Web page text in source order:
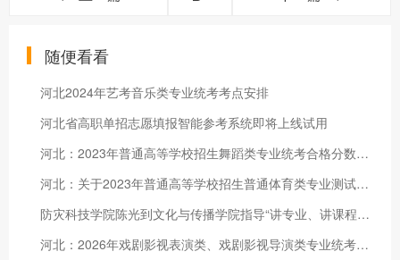
随便看看
河北2024年艺考音乐类专业统考考点安排
河北省高职单招志愿填报智能参考系统即将上线试用
河北：2023年普通高等学校招生舞蹈类专业统考合格分数线划定
河北：关于2023年普通高等学校招生普通体育类专业测试相关安排的公告
防灾科技学院陈光到文化与传播学院指导“讲专业、讲课程”研讨会
河北：2026年戏剧影视表演类、戏剧影视导演类专业统考温馨提示